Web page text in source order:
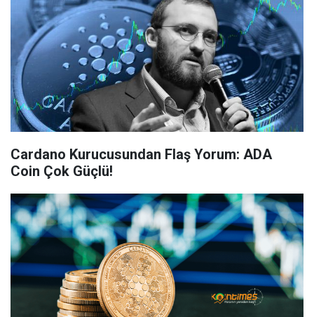
Cardano Kurucusundan Flaş Yorum: ADA
Coin Çok Güçlü!